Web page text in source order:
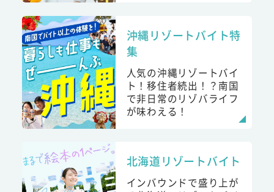
沖縄リゾートバイト特
集
人気の沖縄リゾートバイ
ト！移住者続出！？南国
で非日常のリゾバライフ
が味わえる！
北海道リゾートバイト
インバウンドで盛り上が